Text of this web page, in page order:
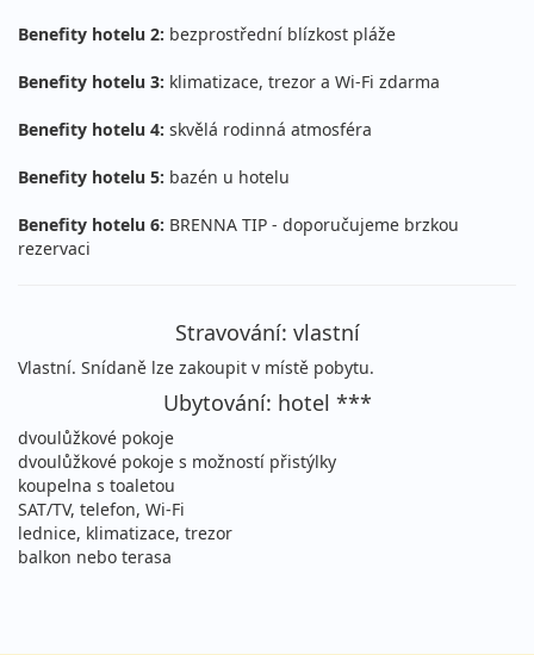
27 590 Kč
sobota - čtvrtek
28 890 Kč
letecky (Praha)
31 490 Kč
cena za 15 dní (14 nocí)
23.08. - 30.08.2026
neděle - neděle
letecky (Praha)
cena za 8 dní (7 nocí)
Benefity hotelu 2: bezprostřední blízkost pláže
Benefity hotelu 3: klimatizace, trezor a Wi-Fi zdarma
Benefity hotelu 4: skvělá rodinná atmosféra
Benefity hotelu 5: bazén u hotelu
Benefity hotelu 6: BRENNA TIP - doporučujeme brzkou
rezervaci
Stravování: vlastní
Vlastní. Snídaně lze zakoupit v místě pobytu.
Ubytování: hotel ***
dvoulůžkové pokoje
dvoulůžkové pokoje s možností přistýlky
koupelna s toaletou
SAT/TV, telefon, Wi-Fi
lednice, klimatizace, trezor
balkon nebo terasa